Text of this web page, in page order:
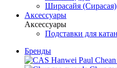
Ширасайя (Сирасая)
Аксессуары
Аксессуары
Подставки для
Бренды